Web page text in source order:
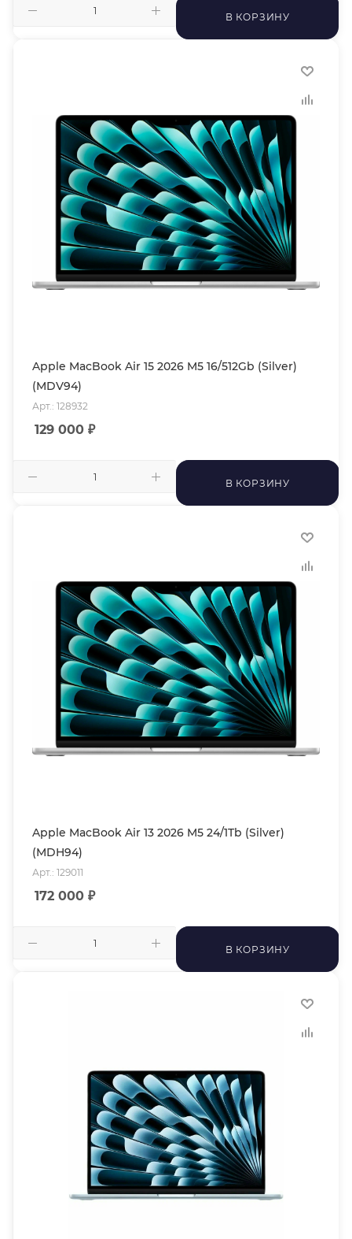
В КОРЗИНУ
Apple MacBook Air 15 2026 M5 16/512Gb (Silver)
(MDV94)
Арт.: 128932
129 000 ₽
В КОРЗИНУ
Apple MacBook Air 13 2026 M5 24/1Tb (Silver)
(MDH94)
Арт.: 129011
172 000 ₽
В КОРЗИНУ